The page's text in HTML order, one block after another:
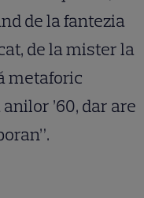
de la fantezia
de la mister la
metaforic
’60, dar are